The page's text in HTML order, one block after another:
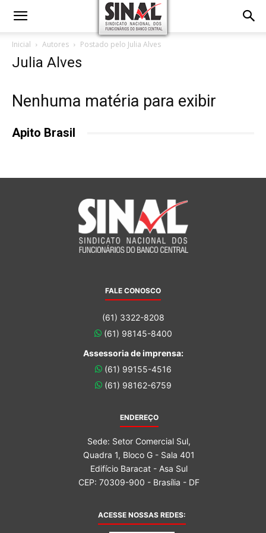
Inicial Autores Postado pelo Julia Alves
Julia Alves
Nenhuma matéria para exibir
Apito Brasil
FALE CONOSCO
(61) 3322-8208
(61) 98145-8400
Assessoria de imprensa:
(61) 99155-4516
(61) 98162-6759
ENDEREÇO
Sede: Setor Comercial Sul,
Quadra 1, Bloco G - Sala 401
Edifício Baracat - Asa Sul
CEP: 70309-900 - Brasília - DF
ACESSE NOSSAS REDES: